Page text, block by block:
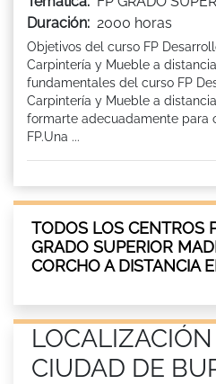
Duración: 2000 horas
Objetivos del curso FP
Carpintería y Mueble a
fundamentales del curso FP
Carpintería y Mueble a
formarte adecuadamente para
FP.Una ...
TODOS LOS CENTROS
GRADO SUPERIOR
CORCHO A DISTANCIA
CIUDAD DE